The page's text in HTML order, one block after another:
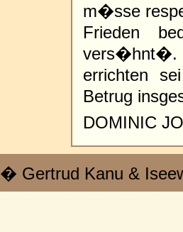
m�sse
Frieden
errichten
Betrug
DOMINIC
� Gertrud Kanu &